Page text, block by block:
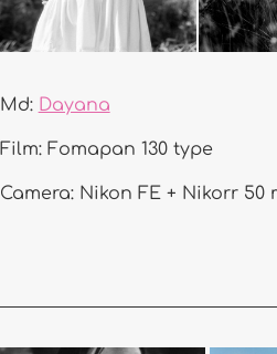
Md: Dayana
Film: Fomapan 130 type
Camera: Nikon FE + Nikorr 50